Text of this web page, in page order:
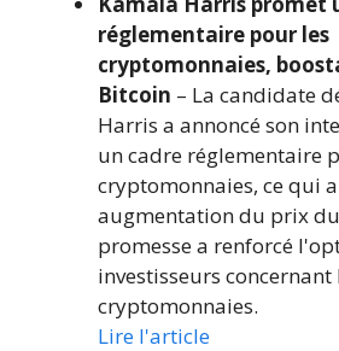
réglementaire pour les
cryptomonnaies,
Bitcoin – La candidate
Harris a annoncé son
un cadre réglementaire
cryptomonnaies, ce qui
augmentation du prix
promesse a renforcé
investisseurs concernant
cryptomonnaies.
Lire l'article